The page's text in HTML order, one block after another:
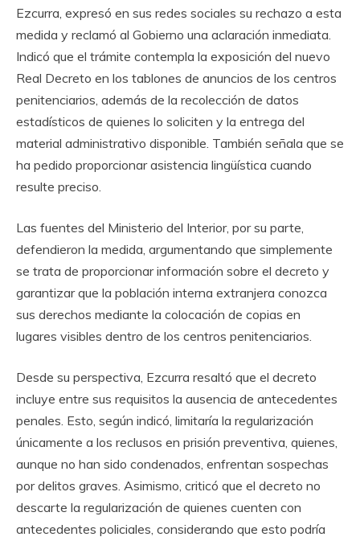
Ezcurra, expresó en sus redes sociales su rechazo a esta
medida y reclamó al Gobierno una aclaración inmediata.
Indicó que el trámite contempla la exposición del nuevo
Real Decreto en los tablones de anuncios de los centros
penitenciarios, además de la recolección de datos
estadísticos de quienes lo soliciten y la entrega del
material administrativo disponible. También señala que se
ha pedido proporcionar asistencia lingüística cuando
resulte preciso.
Las fuentes del Ministerio del Interior, por su parte,
defendieron la medida, argumentando que simplemente
se trata de proporcionar información sobre el decreto y
garantizar que la población interna extranjera conozca
sus derechos mediante la colocación de copias en
lugares visibles dentro de los centros penitenciarios.
Desde su perspectiva, Ezcurra resaltó que el decreto
incluye entre sus requisitos la ausencia de antecedentes
penales. Esto, según indicó, limitaría la regularización
únicamente a los reclusos en prisión preventiva, quienes,
aunque no han sido condenados, enfrentan sospechas
por delitos graves. Asimismo, criticó que el decreto no
descarte la regularización de quienes cuenten con
antecedentes policiales, considerando que esto podría